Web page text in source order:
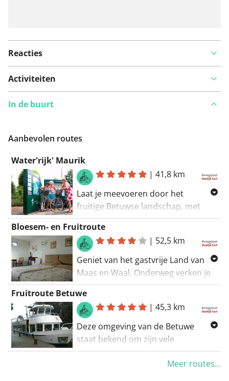
Reacties
Activiteiten
In de buurt
Aanbevolen routes
Water'rijk' Maurik
|41,8 km
Laat je meevoeren door het
fruitige Betuwse landschap, met
prachtige bloesems in de lente en
heerlijk vers fruit in de (na)zomer.
Bloesem- en Fruitroute
| 52,5 km
Geniet van het gastvrije Land van
Maas en Waal. Onderweg verken je
het unieke rivierenlandschap en
kom je langs talrijke
fruitboomgaarden en fruitstalletjes
die Rivierenland rijk is.
Fruitroute Betuwe
|45,3 km
Deze omgeving van de Betuwe
staat bekend om zijn vele
fruitbomen. Fiets door het
platteland en geniet van de bloesem
Meer routes...